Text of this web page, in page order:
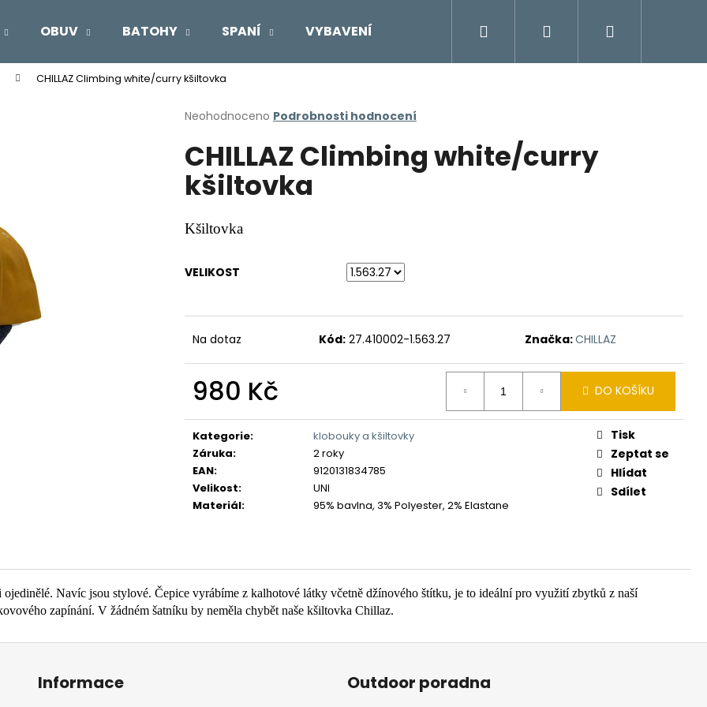
OBUV BATOHY SPANÍ VYBAVENÍ Moje objednávka
Přihlášení
CHILLAZ Climbing white/curry kšiltovka
Průměrné
produktu
je
0,0
hvězdiček.
Neohodnoceno Podrobnosti hodnocení
CHILLAZ Climbing white/curry
kšiltovka
Kšiltovka
VELIKOST
Na dotaz Kód: 27.410002-1.563.27 Značka:CHILLAZ
980 Kč
cena:
DO KOŠÍKU
Kategorie:
klobouky a kšiltovky
Záruka:
2 roky
EAN:
9120131834785
Velikost:
UNI
Materiál: 95% bavlna, 3% Polyester, 2% Elastane
Tisk
Zeptat se
Hlídat
Sdílet
Navíc jsou stylové. Čepice vyrábíme z kalhotové látky včetně džínového štítku, je to ideální pro využití zbytků z naší
zapínání. V žádném šatníku by neměla chybět naše kšiltovka Chillaz.
Co potřebujete najít?
HLEDAT
Informace Outdoor poradna